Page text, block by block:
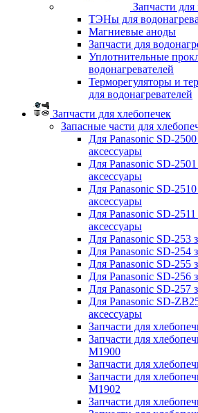
Запчасти для
ТЭНы для
Магниевые аноды
Запчасти для
Уплотнительные
водонагревателей
Терморегуляторы и
для водонагревателей
Запчасти для хлебопечек
Запасные части для
Для Panasonic SD-
аксессуары
Для Panasonic SD-
аксессуары
Для Panasonic SD-
аксессуары
Для Panasonic SD-2511
аксессуары
Для Panasonic SD-253
Для Panasonic SD-254
Для Panasonic SD-255
Для Panasonic SD-256
Для Panasonic SD-257
Для Panasonic SD-
аксессуары
Запчасти для
Запчасти для
M1900
Запчасти для
Запчасти для
M1902
Запчасти для